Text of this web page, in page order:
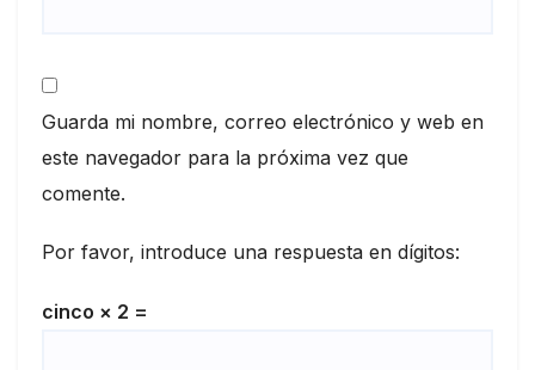
Guarda mi nombre, correo electrónico y web en
este navegador para la próxima vez que
comente.
Por favor, introduce una respuesta en dígitos:
cinco × 2 =